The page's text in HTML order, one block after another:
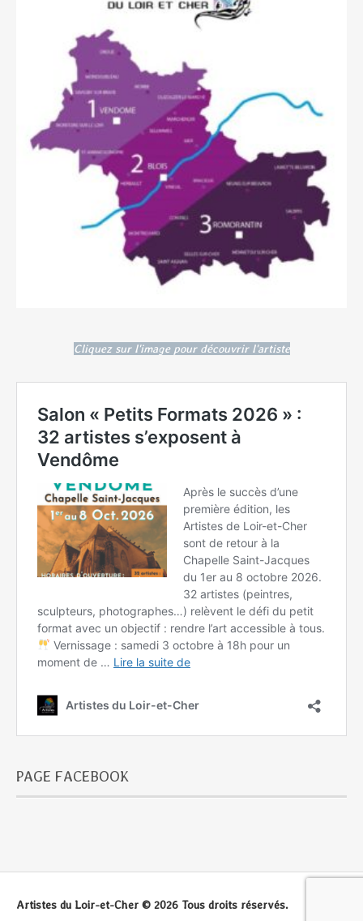
Cliquez sur l'image pour découvrir l'artiste
PAGE FACEBOOK
Artistes du Loir-et-Cher © 2026 Tous droits réservés.